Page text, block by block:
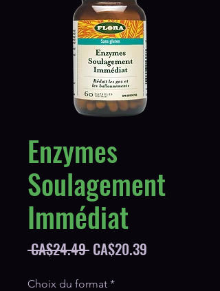
Enzymes
Soulagement
Immédiat
CA$24.49 Regular
CA$20.39
Choix du format *